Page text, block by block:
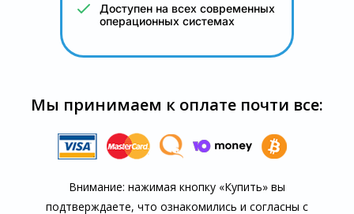
Доступен на всех современных
операционных системах
Мы принимаем к оплате почти все:
Внимание: нажимая кнопку «Купить» вы
подтверждаете, что озна­комились и согласны с